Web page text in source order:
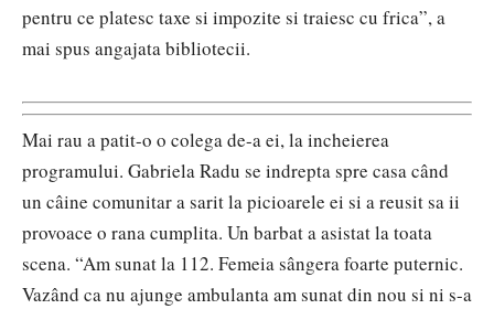
pentru ce platesc taxe si impozite si traiesc cu frica”, a
mai spus angajata bibliotecii.
Mai rau a patit-o o colega de-a ei, la incheierea
programului. Gabriela Radu se indrepta spre casa când
un câine comunitar a sarit la picioarele ei si a reusit sa ii
provoace o rana cumplita. Un barbat a asistat la toata
scena. “Am sunat la 112. Femeia sângera foarte puternic.
Vazând ca nu ajunge ambulanta am sunat din nou si ni s-a